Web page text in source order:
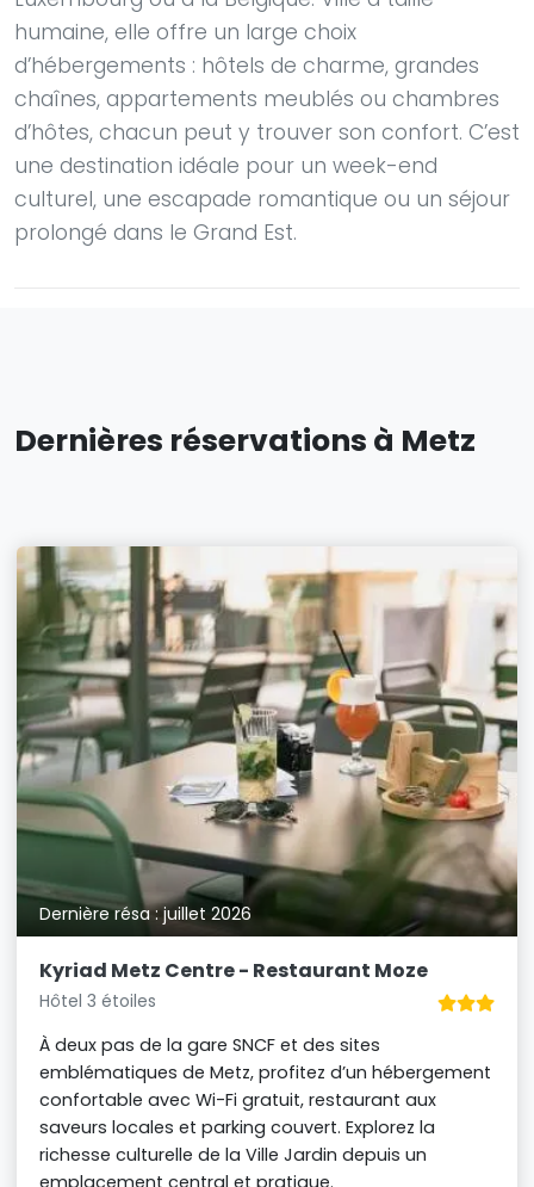
humaine, elle offre un large choix
d’hébergements : hôtels de charme, grandes
chaînes, appartements meublés ou chambres
d’hôtes, chacun peut y trouver son confort. C’est
une destination idéale pour un week-end
culturel, une escapade romantique ou un séjour
prolongé dans le Grand Est.
Dernières réservations à Metz
Dernière résa : juillet 2026
Kyriad Metz Centre - Restaurant Moze
Hôtel 3 étoiles
À deux pas de la gare SNCF et des sites
emblématiques de Metz, profitez d’un hébergement
confortable avec Wi-Fi gratuit, restaurant aux
saveurs locales et parking couvert. Explorez la
richesse culturelle de la Ville Jardin depuis un
emplacement central et pratique.